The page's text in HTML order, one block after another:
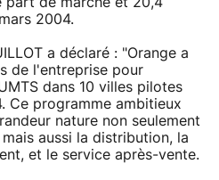
2004.
a déclaré : "Orange a
de l'entreprise pour
dans 10 villes pilotes
Ce programme ambitieux
nature non seulement
aussi la distribution, la
et le service après-vente.